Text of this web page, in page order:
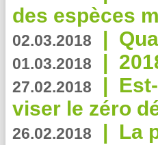
des espèces
02.03.2018 |
01.03.2018 |
27.02.2018 |
viser le zéro
26.02.2018 | La